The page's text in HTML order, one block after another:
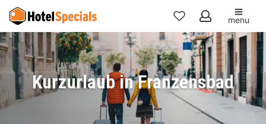
Meine
Favoriten
menu
Kurzurlaub in Franzensbad